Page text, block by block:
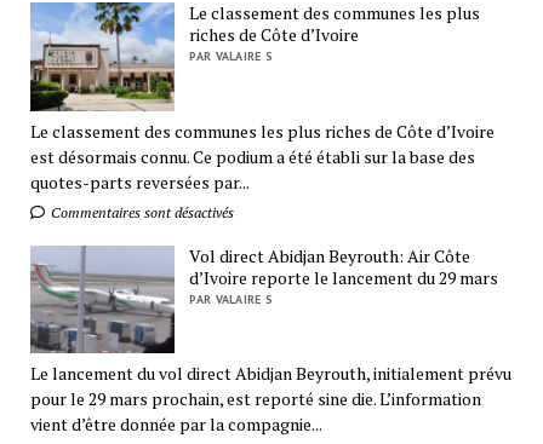
Le classement des communes les plus
riches de Côte d’Ivoire
PAR VALAIRE S
Le classement des communes les plus riches de Côte d’Ivoire
est désormais connu. Ce podium a été établi sur la base des
quotes-parts reversées par...
Commentaires sont désactivés
Vol direct Abidjan Beyrouth: Air Côte
d’Ivoire reporte le lancement du 29 mars
PAR VALAIRE S
Le lancement du vol direct Abidjan Beyrouth, initialement prévu
pour le 29 mars prochain, est reporté sine die. L’information
vient d’être donnée par la compagnie...